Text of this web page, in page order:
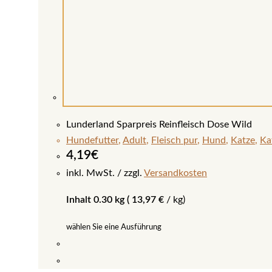
Lunderland Sparpreis Reinfleisch Dose Wild
Hundefutter, Adult, Fleisch pur, Hund, Katze,
4,19€
inkl. MwSt. zzgl. Versandkosten
Inhalt 0.30 kg ( 13,97 € / kg)
wählen Sie eine Ausführung